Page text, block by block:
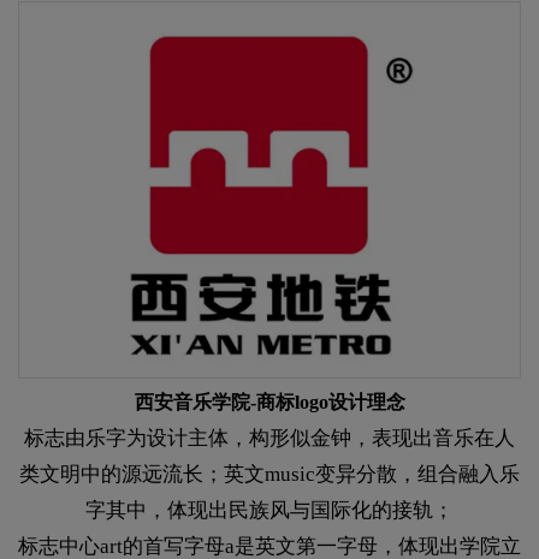
西安音乐学院-商标logo设计理念
标志由乐字为设计主体，构形似金钟，表现出音乐在人
类文明中的源远流长；英文music变异分散，组合融入乐
字其中，体现出民族风与国际化的接轨；
标志中心art的首写字母a是英文第一字母，体现出学院立